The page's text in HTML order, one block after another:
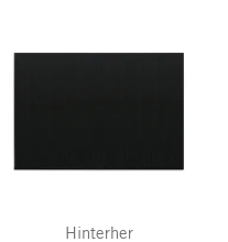
Hinterher